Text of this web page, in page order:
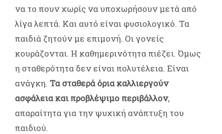
να το πουν χωρίς να υποχωρήσουν μετά από
λίγα λεπτά. Και αυτό είναι φυσιολογικό. Τα
παιδιά ζητούν με επιμονή. Οι γονείς
κουράζονται. Η καθημερινότητα πιέζει. Όμως
η σταθερότητα δεν είναι πολυτέλεια. Είναι
ανάγκη. Τα σταθερά όρια καλλιεργούν
ασφάλεια και προβλέψιμο περιβάλλον,
απαραίτητα για την ψυχική ανάπτυξη του
παιδιού.